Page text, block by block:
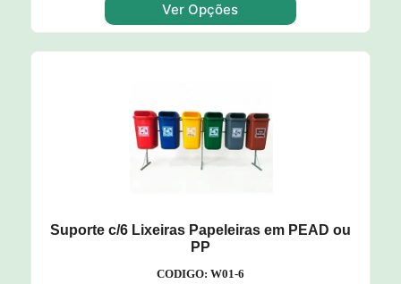
Ver Opções
Suporte c/6 Lixeiras Papeleiras em PEAD ou
PP
CODIGO: W01-6